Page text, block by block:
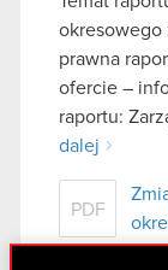
okresowego
prawna
ofercie –
raportu:
dalej
PDF